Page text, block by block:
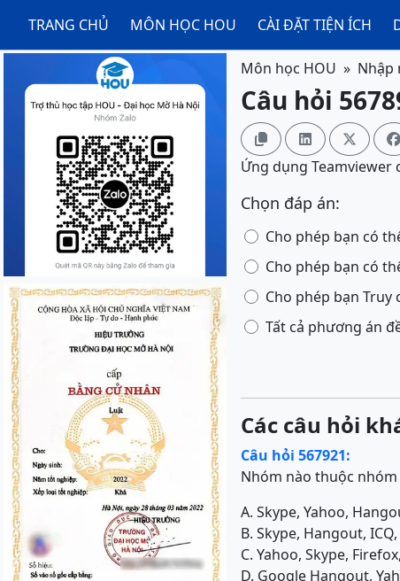
TRANG CHỦ MÔN HỌC HOU CÀI ĐẶT TIỆN ÍCH
Môn học HOU Nhập
Câu hỏi
   
Ứng dụng Teamviewer
Chọn đáp án:
Cho phép bạn có
Cho phép bạn có
Cho phép bạn Truy
Tất cả phương án
Các câu hỏi
Câu hỏi 567921:
Nhóm nào thuộc
A. Skype, Yahoo,
B. Skype, Hangout,
C. Yahoo, Skype,
D. Google Hangout,